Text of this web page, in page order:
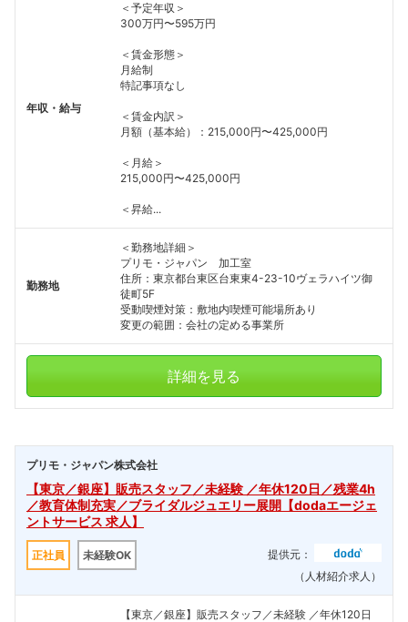
年収・給与
＜予定年収＞
300万円〜595万円
＜賃金形態＞
月給制
特記事項なし
＜賃金内訳＞
月額（基本給）：215,000円〜425,000円
＜月給＞
215,000円〜425,000円
＜昇給...
勤務地
＜勤務地詳細＞
プリモ・ジャパン 加工室
住所：東京都台東区台東東4-23-10ヴェラハイツ御
徒町5F
受動喫煙対策：敷地内喫煙可能場所あり
変更の範囲：会社の定める事業所
詳細を見る
プリモ・ジャパン株式会社
【東京／銀座】販売スタッフ／未経験 ／年休120日／残業4h
／教育体制充実／ブライダルジュエリー展開【dodaエージェ
ントサービス 求人】
正社員 未経験OK
提供元：
（人材紹介求人）
【東京／銀座】販売スタッフ／未経験 ／年休120日